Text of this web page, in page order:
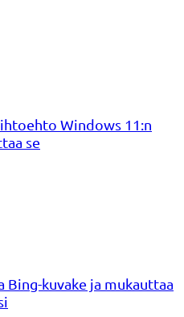
Windows 11:n
se
Bing-kuvake ja mukauttaa